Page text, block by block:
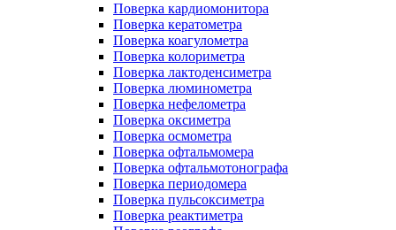
Поверка кардиомонитора
Поверка кератометра
Поверка коагулометра
Поверка колориметра
Поверка лактоденсиметра
Поверка люминометра
Поверка нефелометра
Поверка оксиметра
Поверка осмометра
Поверка офтальмомера
Поверка офтальмотонографа
Поверка периодомера
Поверка пульсоксиметра
Поверка реактиметра